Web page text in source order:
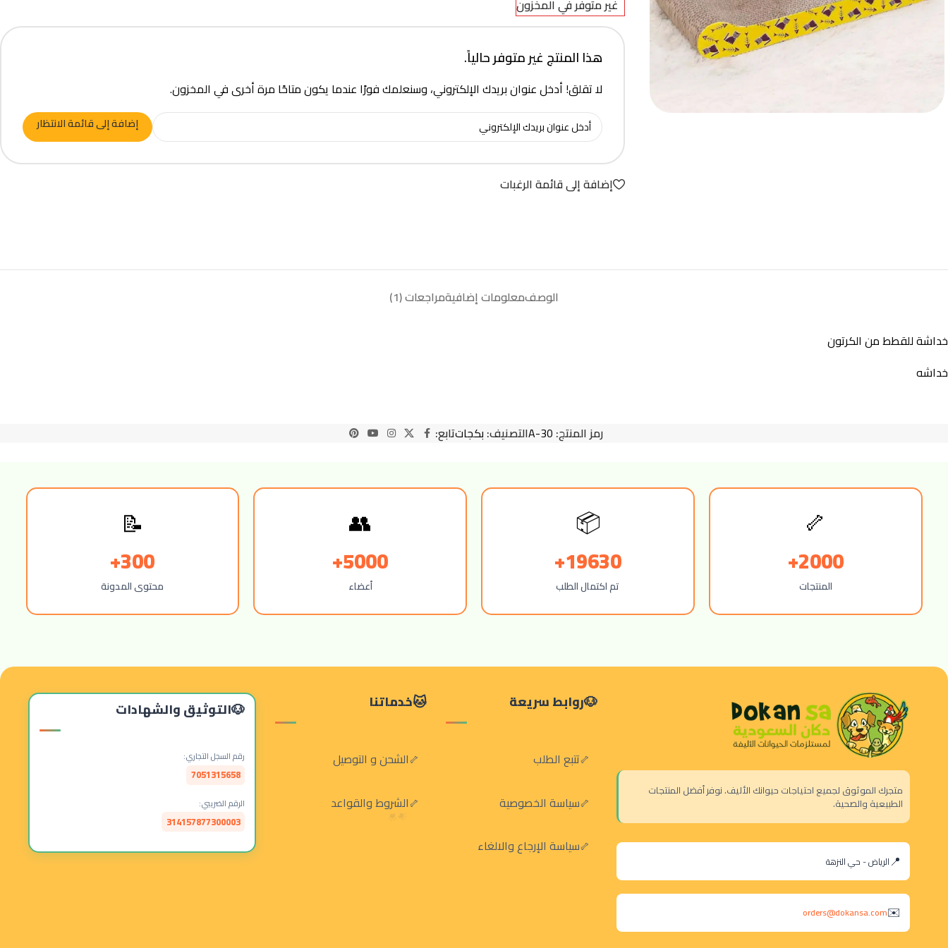
غير متوفر في المخزون
هذا المنتج غير متوفر حالياً.
لا تقلق! أدخل عنوان بريدك الإلكتروني، وسنعلمك فورًا عندما يكون متاحًا مرة أخرى في المخزون.
إضافة إلى قائمة الانتظار
إضافة إلى قائمة الرغبات
الوصفمعلومات إضافيةمراجعات (1)
خداشة للقطط من الكرتون
خداشه
رمز المنتج: A-30التصنيف: بكجاتتابع:
🦴
2000+
المنتجات
📦
19630+
تم اكتمال الطلب
👥
5000+
أعضاء
📝
300+
محتوى المدونة
متجرك الموثوق لجميع احتياجات حيوانك الأليف. نوفر أفضل المنتجات
الطبيعية والصحية.
الرياض - حي النزهة
orders@dokansa.com
روابط سريعة
تتبع الطلب
سياسة الخصوصية
سياسة الإرجاع والالغاء
خدماتنا
الشحن و التوصيل
الشروط والقواعد
التوثيق والشهادات
رقم السجل التجاري:
7051315658
الرقم الضريبي:
314157877300003